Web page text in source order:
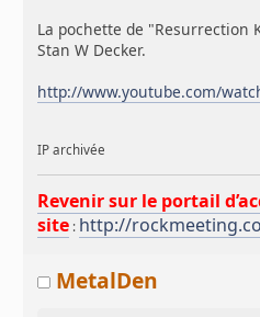
La pochette de "Resurrection
Stan W Decker.
http://www.youtube.com/
IP archivée
Revenir sur le portail
site : http://
MetalDen